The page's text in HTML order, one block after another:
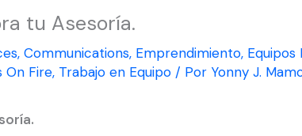
tu Asesoría.
, Communications, Emprendimiento, Equipos
On Fire, Trabajo en Equipo / Por Yonny J.